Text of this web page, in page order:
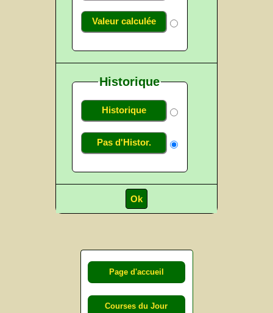
Valeur calculée
Historique
Historique
Pas d'Histor.
Page d'accueil
Courses du Jour